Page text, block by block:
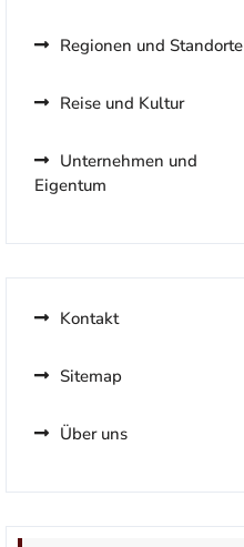
Regionen und Standorte
Reise und Kultur
Unternehmen und
Eigentum
Kontakt
Sitemap
Über uns